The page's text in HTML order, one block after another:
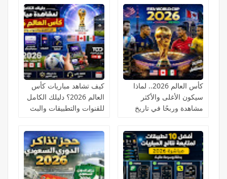
كأس العالم 2026.. لماذا
سيكون الأغلى والأكثر
مشاهدة وربحًا في تاريخ
كيف تشاهد مباريات كأس
العالم 2026؟ دليلك الكامل
للقنوات والتطبيقات والبث